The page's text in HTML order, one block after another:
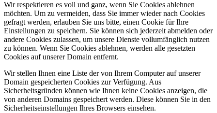
Wir respektieren es voll und ganz, wenn Sie Cookies ablehnen
möchten. Um zu vermeiden, dass Sie immer wieder nach Cookies
gefragt werden, erlauben Sie uns bitte, einen Cookie für Ihre
Einstellungen zu speichern. Sie können sich jederzeit abmelden oder
andere Cookies zulassen, um unsere Dienste vollumfänglich nutzen
zu können. Wenn Sie Cookies ablehnen, werden alle gesetzten
Cookies auf unserer Domain entfernt.
Wir stellen Ihnen eine Liste der von Ihrem Computer auf unserer
Domain gespeicherten Cookies zur Verfügung. Aus
Sicherheitsgründen können wie Ihnen keine Cookies anzeigen, die
von anderen Domains gespeichert werden. Diese können Sie in den
Sicherheitseinstellungen Ihres Browsers einsehen.